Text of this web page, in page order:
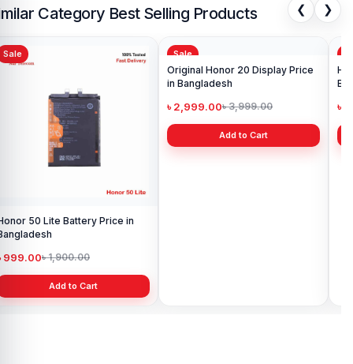
Category Best Selling Products ❮ ❯
Sale
50 Lite Battery Price in
999.00৳ 1,900.00
Add to Cart
Sale